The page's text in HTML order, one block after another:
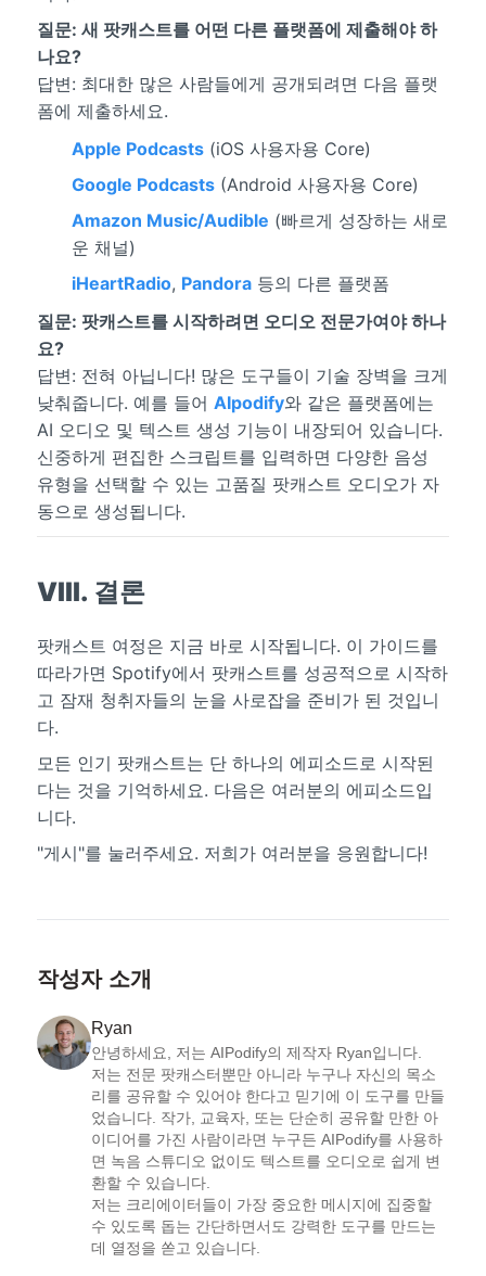
질문: 새 팟캐스트를 어떤 다른 플랫폼에 제출해야 하
나요?
답변: 최대한 많은 사람들에게 공개되려면 다음 플랫
폼에 제출하세요.
Apple Podcasts(iOS 사용자용 Core)
Google Podcasts(Android 사용자용 Core)
Amazon Music/Audible (빠르게 성장하는 새로
운 채널)
iHeartRadio, Pandora등의 다른 플랫폼
질문: 팟캐스트를 시작하려면 오디오 전문가여야 하나
요?
답변: 전혀 아닙니다! 많은 도구들이 기술 장벽을 크게
낮춰줍니다. 예를 들어 AIpodify와 같은 플랫폼에는
AI 오디오 및 텍스트 생성 기능이 내장되어 있습니다.
신중하게 편집한 스크립트를 입력하면 다양한 음성
유형을 선택할 수 있는 고품질 팟캐스트 오디오가 자
동으로 생성됩니다.
VIII. 결론
팟캐스트 여정은 지금 바로 시작됩니다. 이 가이드를
따라가면 Spotify에서 팟캐스트를 성공적으로 시작하
고 잠재 청취자들의 눈을 사로잡을 준비가 된 것입니
다.
모든 인기 팟캐스트는 단 하나의 에피소드로 시작된
다는 것을 기억하세요. 다음은 여러분의 에피소드입
니다.
"게시"를 눌러주세요. 저희가 여러분을 응원합니다!
작성자 소개
Ryan
안녕하세요, 저는 AIPodify의 제작자 Ryan입니다.
저는 전문 팟캐스터뿐만 아니라 누구나 자신의 목소
리를 공유할 수 있어야 한다고 믿기에 이 도구를 만들
었습니다. 작가, 교육자, 또는 단순히 공유할 만한 아
이디어를 가진 사람이라면 누구든 AIPodify를 사용하
면 녹음 스튜디오 없이도 텍스트를 오디오로 쉽게 변
환할 수 있습니다.
저는 크리에이터들이 가장 중요한 메시지에 집중할
수 있도록 돕는 간단하면서도 강력한 도구를 만드는
데 열정을 쏟고 있습니다.